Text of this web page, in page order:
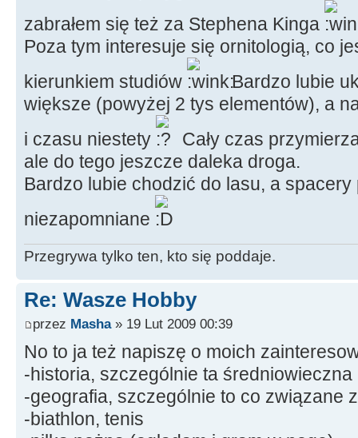
zabrałem się też za Stephena Kinga
Poza tym interesuje się ornitologią, co
kierunkiem studiów
Bardzo lubie
większe (powyżej 2 tys elementów), a
i czasu niestety
Cały czas
ale do tego jeszcze daleka droga.
Bardzo lubie chodzić do lasu, a spacery
niezapomniane
Przegrywa tylko ten, kto się poddaje.
Re: Wasze Hobby
przez Masha» 19 Lut 2009 00:39
No to ja też napiszę o moich
-historia, szczególnie ta średniowieczna
-geografia, szczególnie to co związane
-biathlon, tenis